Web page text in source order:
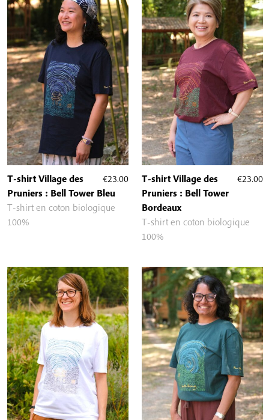
€23.00
T-shirt Village des
Pruniers : Bell Tower Bleu
T-shirt en coton biologique
100%
€23.00
T-shirt Village des
Pruniers : Bell Tower
Bordeaux
T-shirt en coton biologique
100%